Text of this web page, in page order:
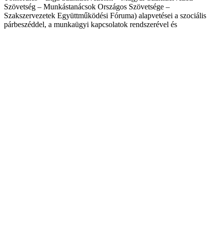
Szövetség – Munkástanácsok Országos Szövetsége –
Szakszervezetek Együttműködési Fóruma) alapvetései a szociális
párbeszéddel, a munkaügyi kapcsolatok rendszerével és